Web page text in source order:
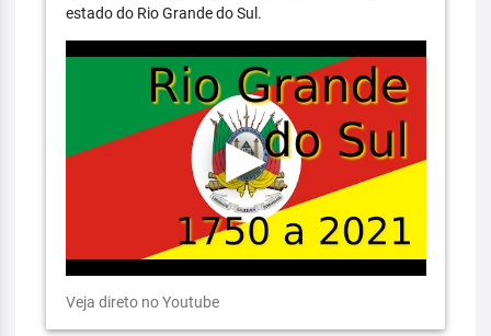
estado do Rio Grande do Sul.
Veja direto no Youtube